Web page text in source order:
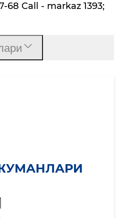
68 Call - markaz 1393;